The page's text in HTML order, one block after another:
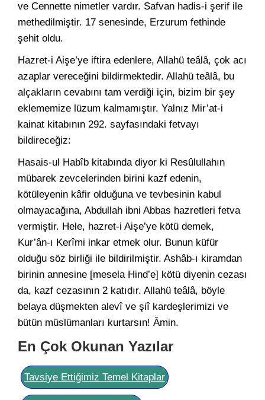
ve Cennette nimetler vardır. Safvan hadis-i şerif ile
methedilmiştir. 17 senesinde, Erzurum fethinde
şehit oldu.
Hazret-i Aişe’ye iftira edenlere, Allahü teâlâ, çok acı
azaplar vereceğini bildirmektedir. Allahü teâlâ, bu
alçakların cevabını tam verdiği için, bizim bir şey
eklememize lüzum kalmamıştır. Yalnız Mir’at-i
kainat kitabının 292. sayfasındaki fetvayı
bildireceğiz:
Hasais-ul Habîb kitabında diyor ki Resûlullahın
mübarek zevcelerinden birini kazf edenin,
kötüleyenin kâfir olduğuna ve tevbesinin kabul
olmayacağına, Abdullah ibni Abbas hazretleri fetva
vermiştir. Hele, hazret-i Aişe’ye kötü demek,
Kur’ân-ı Kerîmi inkar etmek olur. Bunun küfür
olduğu söz birliği ile bildirilmiştir. Ashâb-ı kiramdan
birinin annesine [mesela Hind’e] kötü diyenin cezası
da, kazf cezasının 2 katıdır. Allahü teâlâ, böyle
belaya düşmekten alevî ve şiî kardeşlerimizi ve
bütün müslümanları kurtarsın! Âmin.
En Çok Okunan Yazılar
Tavsiye Ettiğimiz Temel Kitaplar